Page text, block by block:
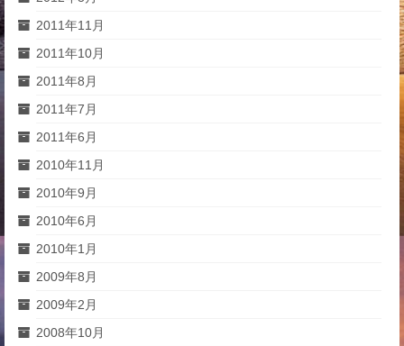
2011年11月
2011年10月
2011年8月
2011年7月
2011年6月
2010年11月
2010年9月
2010年6月
2010年1月
2009年8月
2009年2月
2008年10月